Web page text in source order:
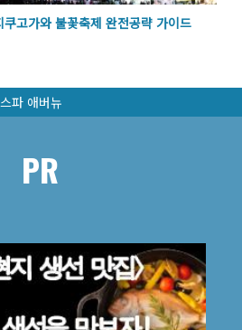
쿠고가와 불꽃축제 완전공략 가이드
파 애버뉴
PR